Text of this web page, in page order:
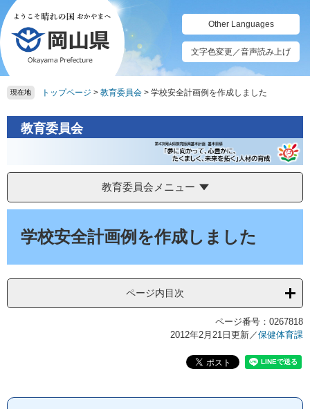
ペ
ー
ジ
の
先
頭
メ
ニ
ュ
ー
を
飛
本
Other Languages
文字色変更／音声読み上げ
現在地 トップページ > 教育委員会 > 学校安全計画例を作成しました
教育委員会
教育委員会メニュー
学校安全計画例を作成しました
ページ内目次
ページ番号：0267818
2012年2月21日更新 ／保健体育課